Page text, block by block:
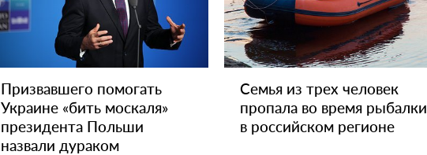
Призвавшего помогать
Украине «бить москаля»
президента Польши
назвали дураком
Семья из трех человек
пропала во время рыбалки
в российском регионе